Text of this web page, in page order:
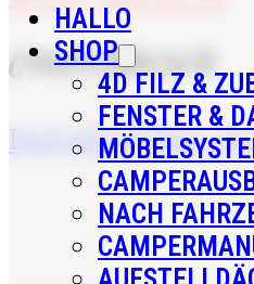
HALLO
SHOP
4D FILZ &
FENSTER &
NACH
CamperMeyer
HalloShopÜber